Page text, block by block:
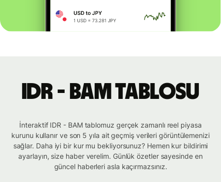
IDR - BAM tablosu
İnteraktif IDR - BAM tablomuz gerçek zamanlı reel piyasa
kurunu kullanır ve son 5 yıla ait geçmiş verileri görüntülemenizi
sağlar. Daha iyi bir kur mu bekliyorsunuz? Hemen kur bildirimi
ayarlayın, size haber verelim. Günlük özetler sayesinde en
güncel haberleri asla kaçırmazsınız.